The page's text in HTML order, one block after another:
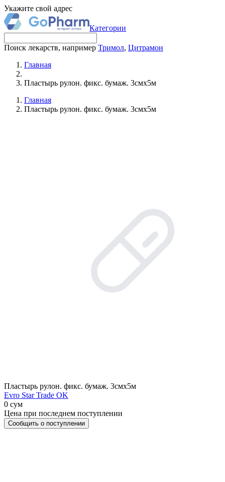
Укажите свой адрес
Категории
Поиск лекарств, например Тримол, Цитрамон
Главная
Пластырь рулон. фикс. бумаж. 3смх5м
Главная
Пластырь рулон. фикс. бумаж. 3смх5м
Пластырь рулон. фикс. бумаж. 3смх5м
Evro Star Trade OK
0 сум
Цена при последнем поступлении
Сообщить о поступлении